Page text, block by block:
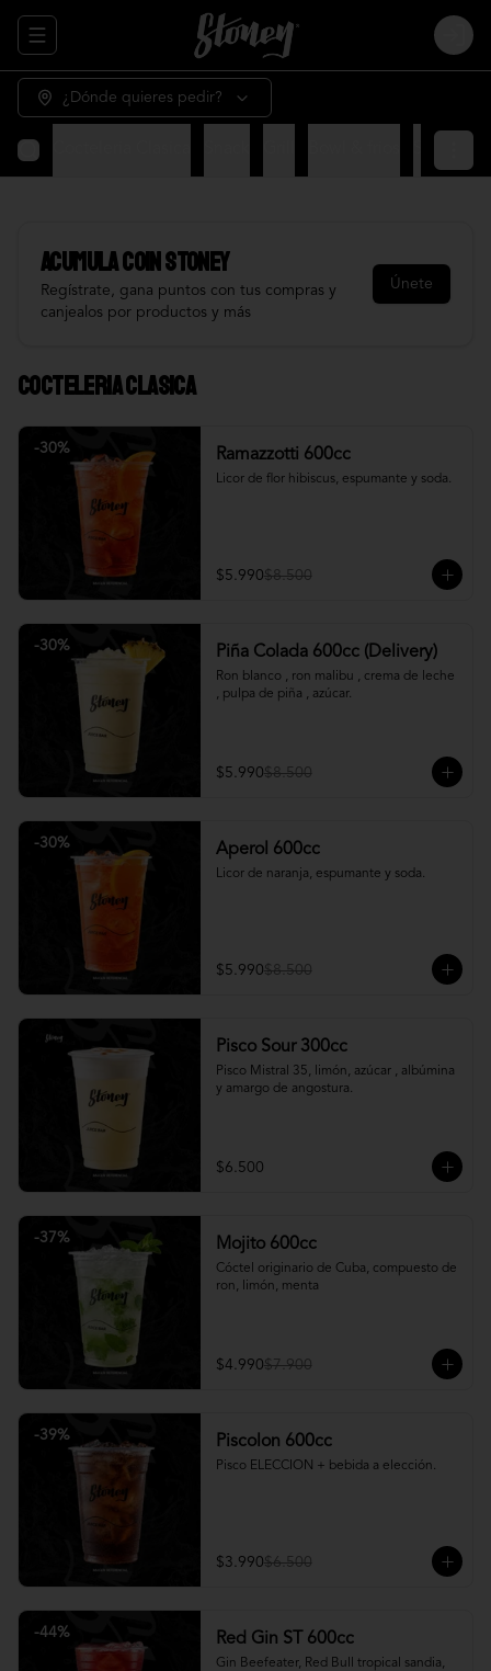
Abrir menu de navegación Login
¿Dónde quieres pedir?
AcumulaCOIN STONEY
Regístrate, gana puntos con tus compras y
canjealos por productos y más
Únete
Cocteleria Clasica
-30% Ramazzotti 600cc
Licor de flor hibiscus, espumante y soda.
$5.990$8.500
-30% Piña Colada 600cc (Delivery)
Ron blanco , ron malibu , crema de leche
, pulpa de piña , azúcar.
$5.990$8.500
-30% Aperol 600cc
Licor de naranja, espumante y soda.
$5.990$8.500
Pisco Sour 300cc
Pisco Mistral 35, limón, azúcar , albúmina
y amargo de angostura.
$6.500
-37% Mojito 600cc
Cóctel originario de Cuba, compuesto de
ron, limón, menta
$4.990$7.900
-39% Piscolon 600cc
Pisco ELECCION + bebida a elección.
$3.990$6.500
-44% Red Gin ST 600cc
Gin Beefeater, Red Bull tropical sandia,